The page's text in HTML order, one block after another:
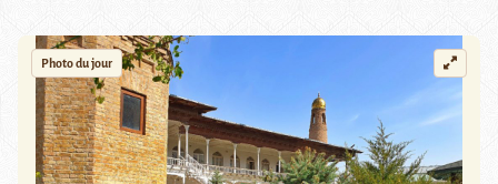
Photo du jour